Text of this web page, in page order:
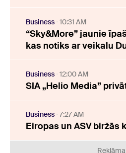
Business 10:31 AM
“Sky&More” jaunie
kas notiks ar veikalu
Business 12:00 AM
SIA „Helio Media”
Business 7:27 AM
Eiropas un ASV biržās
Reklāma